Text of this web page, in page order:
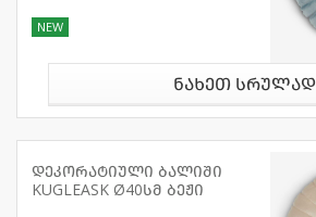
NEW
ნახეთ სრულად
დეკორატიული ბალიში
KUGLEASK Ø40სმ ბეჟი